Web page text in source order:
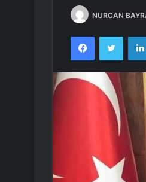
NURCAN
Facebook